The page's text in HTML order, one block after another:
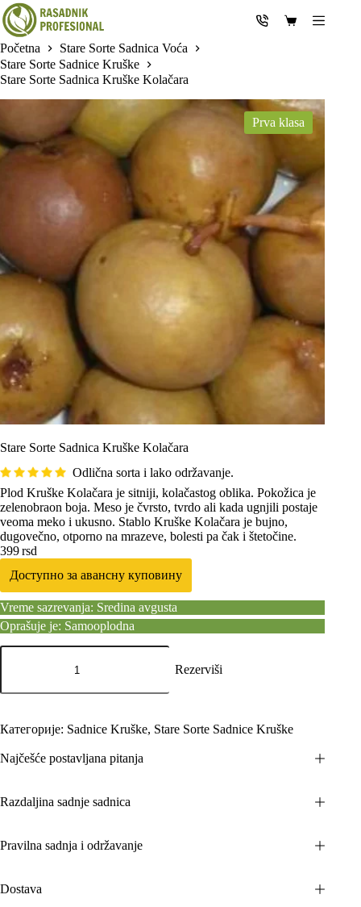
Skip
to
content
Shopping
Početna
Stare Sorte Sadnica Voća
Stare Sorte Sadnice Kruške
Stare Sorte Sadnica Kruške Kolačara
Prva klasa
Stare Sorte Sadnica Kruške Kolačara
Odlična sorta i lako održavanje.
Plod Kruške Kolačara je sitniji, kolačastog oblika. Pokožica je
zelenobraon boja. Meso je čvrsto, tvrdo ali kada ugnjili postaje
veoma meko i ukusno. Stablo Kruške Kolačara je bujno,
dugovečno, otporno na mrazeve, bolesti pa čak i štetočine.
399rsd
Доступно за авансну куповину
Vreme sazrevanja: Sredina avgusta
Oprašuje je: Samooplodna
Stare
Kruške
Rezerviši
Категорије: Sadnice Kruške, Stare Sorte Sadnice Kruške
Najčešće postavljana pitanja
Razdaljina sadnje sadnica
Pravilna sadnja i održavanje
Dostava